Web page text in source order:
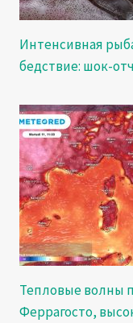
Интенсивная
бедствие: шок-
Тепловые волны
Феррагосто,